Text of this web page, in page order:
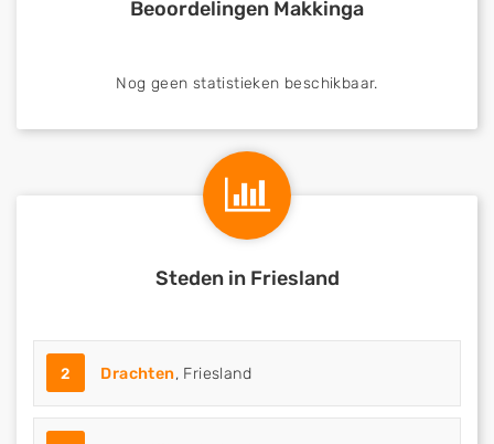
Beoordelingen Makkinga
Nog geen statistieken beschikbaar.
Steden in Friesland
2 Drachten, Friesland